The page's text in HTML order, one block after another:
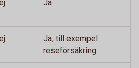
Ja
Ja, till exempel
reseförsäkring